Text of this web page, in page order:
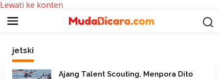
Lewati ke konten
jetski
Ajang Talent Scouting, Menpora Dito